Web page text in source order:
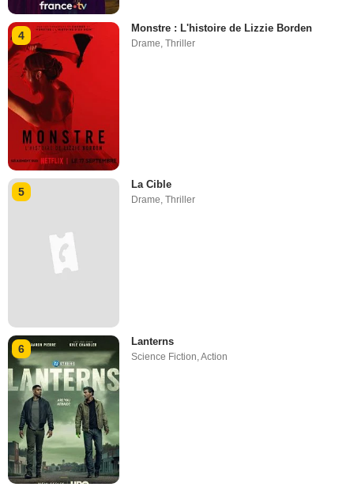
4
Monstre : L'histoire de Lizzie Borden
Drame,Thriller
5
La Cible
Drame,Thriller
6
Lanterns
Science Fiction ,Action